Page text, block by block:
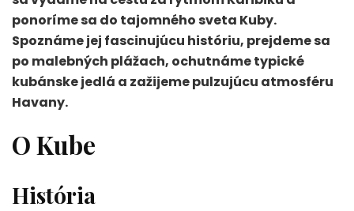
ponoríme sa do tajomného sveta Kuby.
Spoznáme jej fascinujúcu históriu, prejdeme sa
po malebných plážach, ochutnáme typické
kubánske jedlá a zažijeme pulzujúcu atmosféru
Havany.
O Kube
História